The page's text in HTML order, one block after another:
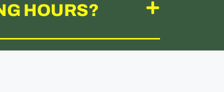
HOURS?